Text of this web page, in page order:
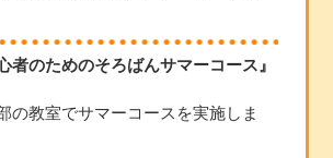
者のためのそろばんサマーコース』
の教室でサマーコースを実施しま